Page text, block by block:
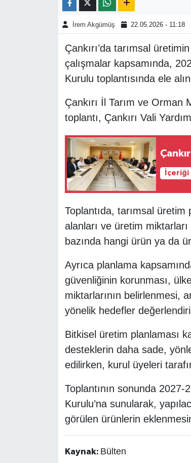
İrem Akgümüş 22.05.2026 - 11:18
Çankırı’da tarımsal
çalışmalar kapsamında,
Kurulu toplantısında ele
Çankırı İl Tarım ve
toplantı, Çankırı Vali
Toplantıda, tarımsal üretim
alanları ve üretim
bazında hangi ürün ya da
Ayrıca planlama
güvenliğinin korunması,
miktarlarının belirlenmesi,
yönelik hedefler
Bitkisel üretim planlaması
desteklerin daha sade,
edilirken, kurul üyeleri
Toplantının sonunda 2027-
Kurulu’na sunularak,
görülen ürünlerin
Kaynak: Bülten
TÜRKİYE